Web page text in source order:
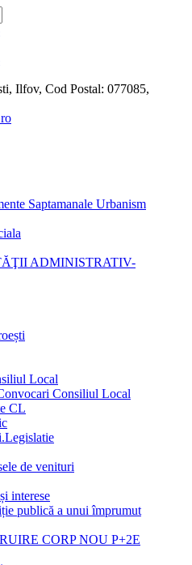
Ilfov, Cod Postal: 077085,
Saptamanale Urbanism
ADMINISTRATIV-
Local
Consiliul Local
CL
de venituri
interese
publică a unui împrumut
CORP NOU P+2E